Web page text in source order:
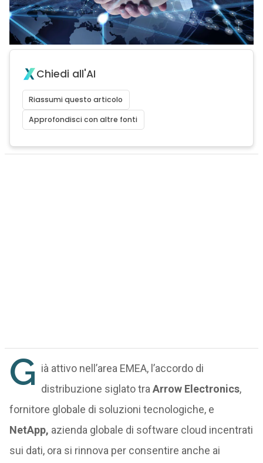
Chiedi all'AI
Riassumi questo articolo
Approfondisci con altre fonti
G ià attivo nell’area EMEA, l’accordo di
distribuzione siglato tra Arrow Electronics,
fornitore globale di soluzioni tecnologiche, e
NetApp, azienda globale di software cloud incentrati
sui dati, ora si rinnova per consentire anche ai